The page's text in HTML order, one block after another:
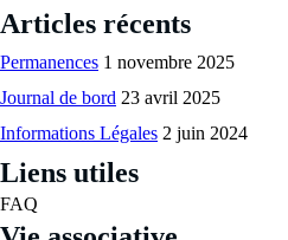
Articles récents
Permanences 1 novembre 2025
Journal de bord 23 avril 2025
Informations Légales 2 juin 2024
Liens utiles
FAQ